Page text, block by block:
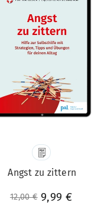
Angst zu zittern
Normaler Preis
12,00 €
Sonderpreis
9,99 €